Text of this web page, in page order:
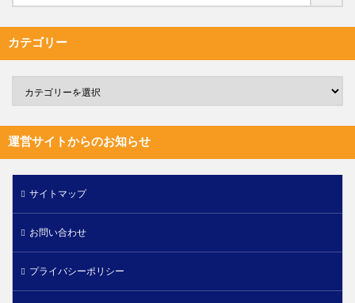
カテゴリー
運営サイトからのお知らせ
サイトマップ
お問い合わせ
プライバシーポリシー